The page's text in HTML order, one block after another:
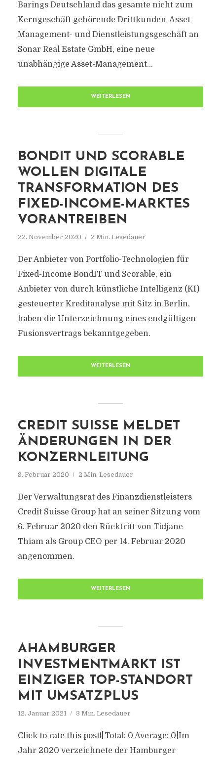
Barings Deutschland das gesamte nicht zum
Kerngeschäft gehörende Drittkunden-Asset-
Management- und Dienstleistungsgeschäft an
Sonar Real Estate GmbH, eine neue
unabhängige Asset-Management...
WEITERLESEN
BONDIT UND SCORABLE
WOLLEN DIGITALE
TRANSFORMATION DES
FIXED-INCOME-MARKTES
VORANTREIBEN
22. November 2020 2 Min. Lesedauer
Der Anbieter von Portfolio-Technologien für
Fixed-Income BondIT und Scorable, ein
Anbieter von durch künstliche Intelligenz (KI)
gesteuerter Kreditanalyse mit Sitz in Berlin,
haben die Unterzeichnung eines endgültigen
Fusionsvertrags bekanntgegeben.
WEITERLESEN
CREDIT SUISSE MELDET
ÄNDERUNGEN IN DER
KONZERNLEITUNG
9. Februar 2020 2 Min. Lesedauer
Der Verwaltungsrat des Finanzdienstleisters
Credit Suisse Group hat an seiner Sitzung vom
6. Februar 2020 den Rücktritt von Tidjane
Thiam als Group CEO per 14. Februar 2020
angenommen.
WEITERLESEN
AHAMBURGER
INVESTMENTMARKT IST
EINZIGER TOP-STANDORT
MIT UMSATZPLUS
12. Januar 2021 3 Min. Lesedauer
Click to rate this post![Total: 0 Average: 0]Im
Jahr 2020 verzeichnete der Hamburger